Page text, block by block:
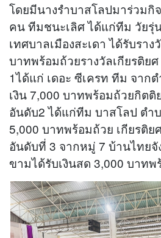
โดยมีนางรำบาสโลปมาร่วมกิ
คน ทีมชนะเลิศ ได้แก่ทีม วัยรุ่
เทศบาลเมืองสะเดา ได้รับราง
บาทพร้อมถ้วยรางวัลเกียรติย
1ได้แก่ เดอะ ซีเครท ทีม จาก
เงิน 7,000 บาทพร้อมถ้วยกิตติ
อันดับ2 ได้แก่ทีม บาสโลป ตำ
5,000 บาทพร้อมถ้วย เกียรติย
อันดับที่ 3 จากหมู่ 7 บ้านไทย
ขามได้รับเงินสด 3,000 บาทพ